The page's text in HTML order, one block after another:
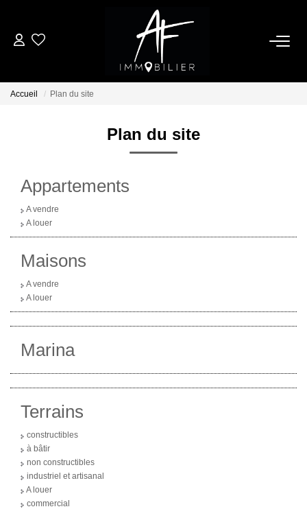
ACHETER
ESTIMER
NOTRE AGENCE
Nos Actualités
CONTACT
Accueil Plan du site
Plan du site
Appartements
A vendre
A louer
Maisons
A vendre
A louer
Marina
Terrains
constructibles
à bâtir
non constructibles
industriel et artisanal
A louer
commercial